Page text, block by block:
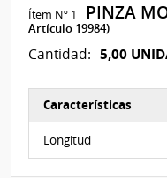
Ítem Nº 1 PINZA
Artículo 19984)
Cantidad: 5,00
Características
Longitud